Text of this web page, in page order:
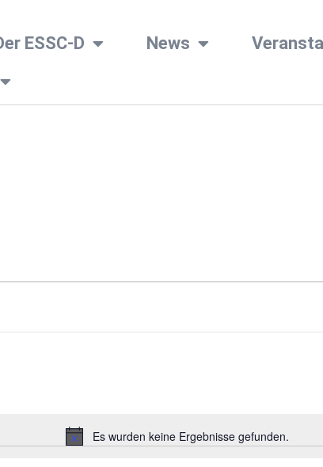
ESSC-D News
Hinweis
Es wurden keine Ergebnisse gefunden.